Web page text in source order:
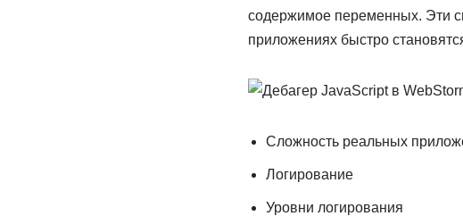
содержимое переменных. Эти
приложениях быстро
Сложность реальных
Логирование
Уровни логирования